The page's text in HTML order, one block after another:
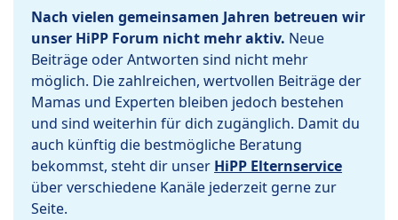
Nach vielen gemeinsamen Jahren betreuen wir
unser HiPP Forum nicht mehr aktiv. Neue
Beiträge oder Antworten sind nicht mehr
möglich. Die zahlreichen, wertvollen Beiträge der
Mamas und Experten bleiben jedoch bestehen
und sind weiterhin für dich zugänglich. Damit du
auch künftig die bestmögliche Beratung
bekommst, steht dir unser HiPP Elternservice
über verschiedene Kanäle jederzeit gerne zur
Seite.